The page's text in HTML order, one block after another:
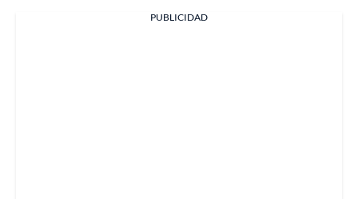
PUBLICIDAD